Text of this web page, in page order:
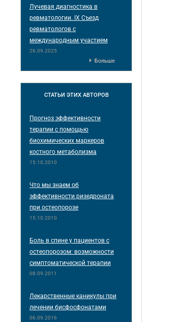
Лучевая диагностика в
ревматологии. IX Съезд
ревматологов с
международным участием
26.09.2025
Больше
СТАТЬИ ЭТИХ АВТОРОВ
Прогноз эффективности
терапии с помощью
биохимических маркеров
костного метаболизма
15.10.2010
Что мы знаем об
эффективности ризедроната
при остеопорозе
15.10.2010
Боль в спине у пациентов с
остеопорозом: возможности
симптоматической терапии
08.09.2011
Лекарственные каникулы при
лечении бисфосфонатами
06.09.2016